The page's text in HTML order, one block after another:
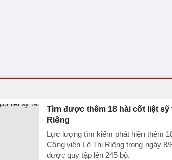
Tìm được thêm 18 hài cốt liệt sỹ
Riêng
Lực lượng tìm kiếm phát hiện thêm
Công viên Lê Thị Riêng trong ngày
được quy tập lên 245 bộ.